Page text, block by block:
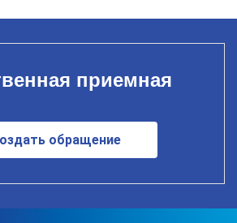
приемная
обращение